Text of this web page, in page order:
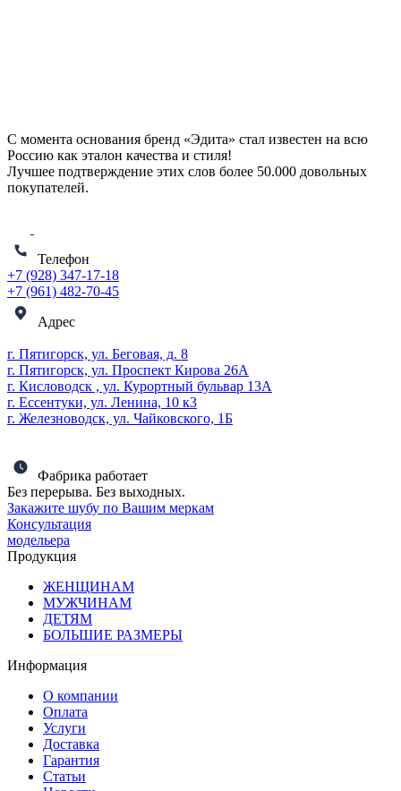
С момента основания бренд «Эдита» стал известен на всю
Россию как эталон качества и стиля!
Лучшее подтверждение этих слов более 50.000 довольных
покупателей.
Телефон
+7 (928) 347-17-18
+7 (961) 482-70-45
Адрес
г. Пятигорск, ул. Беговая, д. 8
г. Пятигорск, ул. Проспект Кирова 26А
г. Кисловодск , ул. Курортный бульвар 13А
г. Ессентуки, ул. Ленина, 10 к3
г. Железноводск, ул. Чайковского, 1Б
Фабрика работает
Без перерыва. Без выходных.
Закажите шубу по Вашим меркам
Консультация
модельера
Продукция
ЖЕНЩИНАМ
МУЖЧИНАМ
ДЕТЯМ
БОЛЬШИЕ РАЗМЕРЫ
Информация
О компании
Оплата
Услуги
Доставка
Гарантия
Статьи